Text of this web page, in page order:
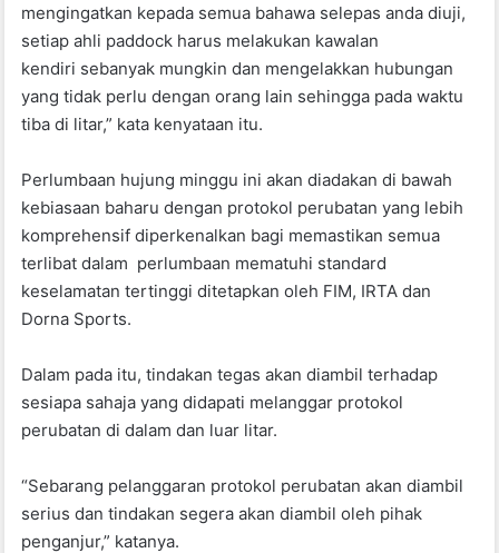
mengingatkan kepada semua bahawa selepas anda diuji,
setiap ahli paddock harus melakukan kawalan
kendiri sebanyak mungkin dan mengelakkan hubungan
yang tidak perlu dengan orang lain sehingga pada waktu
tiba di litar,” kata kenyataan itu.
Perlumbaan hujung minggu ini akan diadakan di bawah
kebiasaan baharu dengan protokol perubatan yang lebih
komprehensif diperkenalkan bagi memastikan semua
terlibat dalam perlumbaan mematuhi standard
keselamatan tertinggi ditetapkan oleh FIM, IRTA dan
Dorna Sports.
Dalam pada itu, tindakan tegas akan diambil terhadap
sesiapa sahaja yang didapati melanggar protokol
perubatan di dalam dan luar litar.
“Sebarang pelanggaran protokol perubatan akan diambil
serius dan tindakan segera akan diambil oleh pihak
penganjur,” katanya.